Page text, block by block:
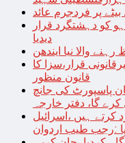
پر فردجرم عائد
کو دہشتگرد قرار
دیدیا
والا نیا ایندھن
قرار،سزا کا
قانون منظور
پاسپورٹ کی جانچ
کرے گا، دفتر خارجہ
ہیں ،اسرائیل
:رجب طیب اردوان